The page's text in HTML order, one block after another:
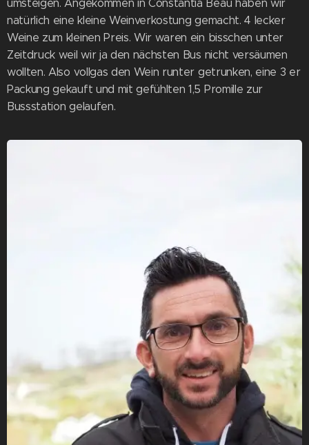
umsteigen. Angekommen in Constantia Beau haben wir
natürlich eine kleine Weinverkostung gemacht. 4 lecker
Weine zum kleinen Preis. Wir waren ein bisschen unter
Zeitdruck weil wir ja den nächsten Bus nicht versäumen
wollten. Also vollgas den Wein runter getrunken, eine 3 er
Packung gekauft und mit gefühlten 1,5 Promille zur
Bussstation gelaufen.